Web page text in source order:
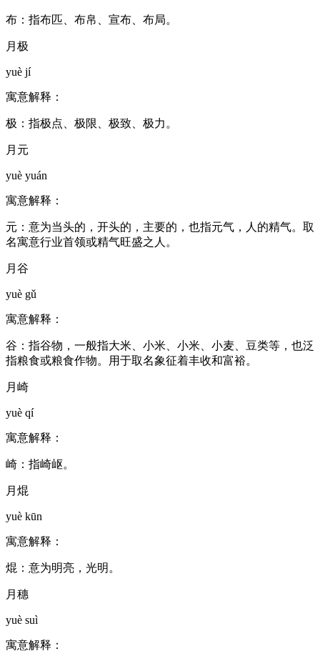
布：指布匹、布帛、宣布、布局。
月极
yuè jí
寓意解释：
极：指极点、极限、极致、极力。
月元
yuè yuán
寓意解释：
元：意为当头的，开头的，主要的，也指元气，人的精气。取
名寓意行业首领或精气旺盛之人。
月谷
yuè gǔ
寓意解释：
谷：指谷物，一般指大米、小米、小米、小麦、豆类等，也泛
指粮食或粮食作物。用于取名象征着丰收和富裕。
月崎
yuè qí
寓意解释：
崎：指崎岖。
月焜
yuè kūn
寓意解释：
焜：意为明亮，光明。
月穗
yuè suì
寓意解释：